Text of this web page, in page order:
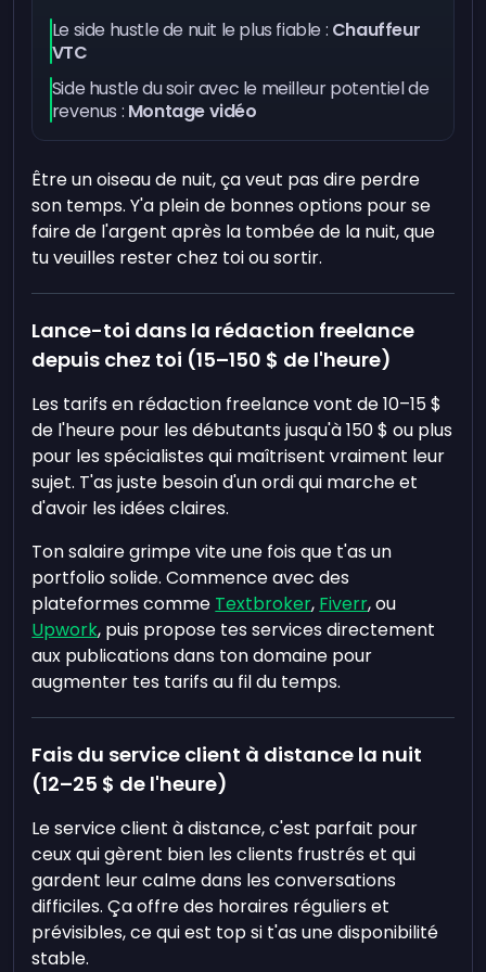
Le side hustle de nuit le plus fiable : Chauffeur
VTC
Side hustle du soir avec le meilleur potentiel de
revenus : Montage vidéo
Être un oiseau de nuit, ça veut pas dire perdre
son temps. Y'a plein de bonnes options pour se
faire de l'argent après la tombée de la nuit, que
tu veuilles rester chez toi ou sortir.
Lance-toi dans la rédaction freelance
depuis chez toi (15–150 $ de l'heure)
Les tarifs en rédaction freelance vont de 10–15 $
de l'heure pour les débutants jusqu'à 150 $ ou plus
pour les spécialistes qui maîtrisent vraiment leur
sujet. T'as juste besoin d'un ordi qui marche et
d'avoir les idées claires.
Ton salaire grimpe vite une fois que t'as un
portfolio solide. Commence avec des
plateformes comme Textbroker, Fiverr, ou
Upwork, puis propose tes services directement
aux publications dans ton domaine pour
augmenter tes tarifs au fil du temps.
Fais du service client à distance la nuit
(12–25 $ de l'heure)
Le service client à distance, c'est parfait pour
ceux qui gèrent bien les clients frustrés et qui
gardent leur calme dans les conversations
difficiles. Ça offre des horaires réguliers et
prévisibles, ce qui est top si t'as une disponibilité
stable.